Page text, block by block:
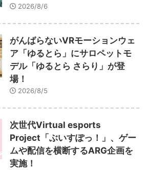
2026/8/6
がんばらないVRモーションウェ
ア「ゆるとら」にサロペットモ
デル「ゆるとら さらり」が登
場！
2026/8/5
次世代Virtual esports
Project「ぶいすぽっ！」、ゲー
ムや配信を横断するARG企画を
実施！